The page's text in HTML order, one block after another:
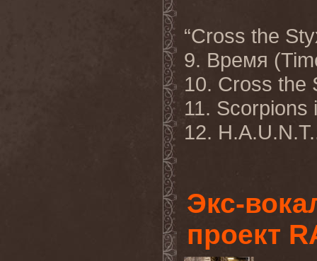
“Cross the
9. Время
10. Cross the
11. Scorpions
12.
Экс-
проект